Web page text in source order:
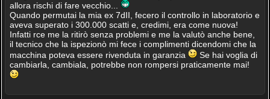
allora rischi di fare vecchio...
Quando permutai la mia ex 7dII, fecero il controllo in laboratorio e
aveva superato i 300.000 scatti e, credimi, era come nuova!
Infatti rce me la ritirò senza problemi e me la valutò anche bene,
il tecnico che la ispezionò mi fece i complimenti dicendomi che la
macchina poteva essere rivenduta in garanzia
Se hai voglia di
cambiarla, cambiala, potrebbe non rompersi praticamente mai!